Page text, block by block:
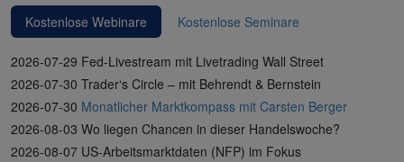
Kostenlose Webinare Kostenlose Seminare
2026-07-29 Fed-Livestream mit Livetrading Wall Street
2026-07-30 Trader‘s Circle – mit Behrendt & Bernstein
2026-07-30 Monatlicher Marktkompass mit Carsten Berger
2026-08-03 Wo liegen Chancen in dieser Handelswoche?
2026-08-07 US-Arbeitsmarktdaten (NFP) im Fokus